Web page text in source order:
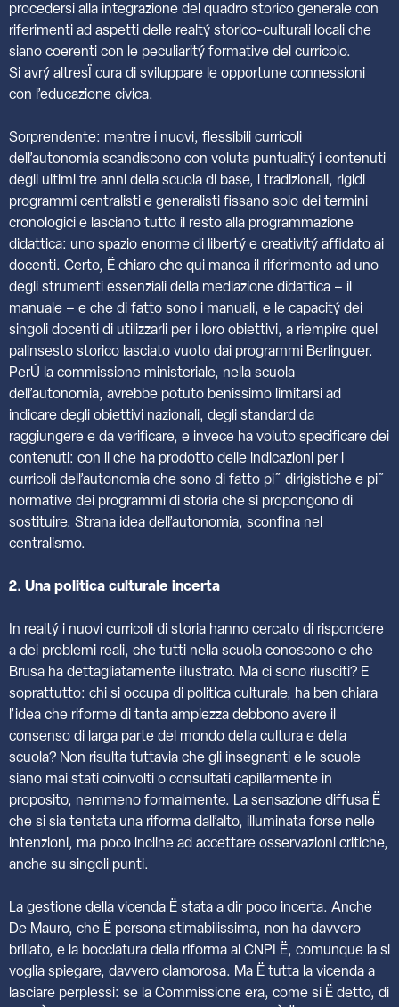
procedersi alla integrazione del quadro storico generale con
riferimenti ad aspetti delle realtý storico-culturali locali che
siano coerenti con le peculiaritý formative del curricolo.
Si avrý altresÏ cura di sviluppare le opportune connessioni
con l’educazione civica.
Sorprendente: mentre i nuovi, flessibili curricoli
dell’autonomia scandiscono con voluta puntualitý i contenuti
degli ultimi tre anni della scuola di base, i tradizionali, rigidi
programmi centralisti e generalisti fissano solo dei termini
cronologici e lasciano tutto il resto alla programmazione
didattica: uno spazio enorme di libertý e creativitý affidato ai
docenti. Certo, Ë chiaro che qui manca il riferimento ad uno
degli strumenti essenziali della mediazione didattica – il
manuale – e che di fatto sono i manuali, e le capacitý dei
singoli docenti di utilizzarli per i loro obiettivi, a riempire quel
palinsesto storico lasciato vuoto dai programmi Berlinguer.
PerÚ la commissione ministeriale, nella scuola
dell’autonomia, avrebbe potuto benissimo limitarsi ad
indicare degli obiettivi nazionali, degli standard da
raggiungere e da verificare, e invece ha voluto specificare dei
contenuti: con il che ha prodotto delle indicazioni per i
curricoli dell’autonomia che sono di fatto pi˜ dirigistiche e pi˜
normative dei programmi di storia che si propongono di
sostituire. Strana idea dell’autonomia, sconfina nel
centralismo.
2. Una politica culturale incerta
In realtý i nuovi curricoli di storia hanno cercato di rispondere
a dei problemi reali, che tutti nella scuola conoscono e che
Brusa ha dettagliatamente illustrato. Ma ci sono riusciti? E
soprattutto: chi si occupa di politica culturale, ha ben chiara
l’idea che riforme di tanta ampiezza debbono avere il
consenso di larga parte del mondo della cultura e della
scuola? Non risulta tuttavia che gli insegnanti e le scuole
siano mai stati coinvolti o consultati capillarmente in
proposito, nemmeno formalmente. La sensazione diffusa Ë
che si sia tentata una riforma dall’alto, illuminata forse nelle
intenzioni, ma poco incline ad accettare osservazioni critiche,
anche su singoli punti.
La gestione della vicenda Ë stata a dir poco incerta. Anche
De Mauro, che Ë persona stimabilissima, non ha davvero
brillato, e la bocciatura della riforma al CNPI Ë, comunque la si
voglia spiegare, davvero clamorosa. Ma Ë tutta la vicenda a
lasciare perplessi: se la Commissione era, come si Ë detto, di